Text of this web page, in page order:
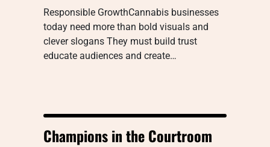
Responsible GrowthCannabis businesses
today need more than bold visuals and
clever slogans They must build trust
educate audiences and create…
Champions in the Courtroom